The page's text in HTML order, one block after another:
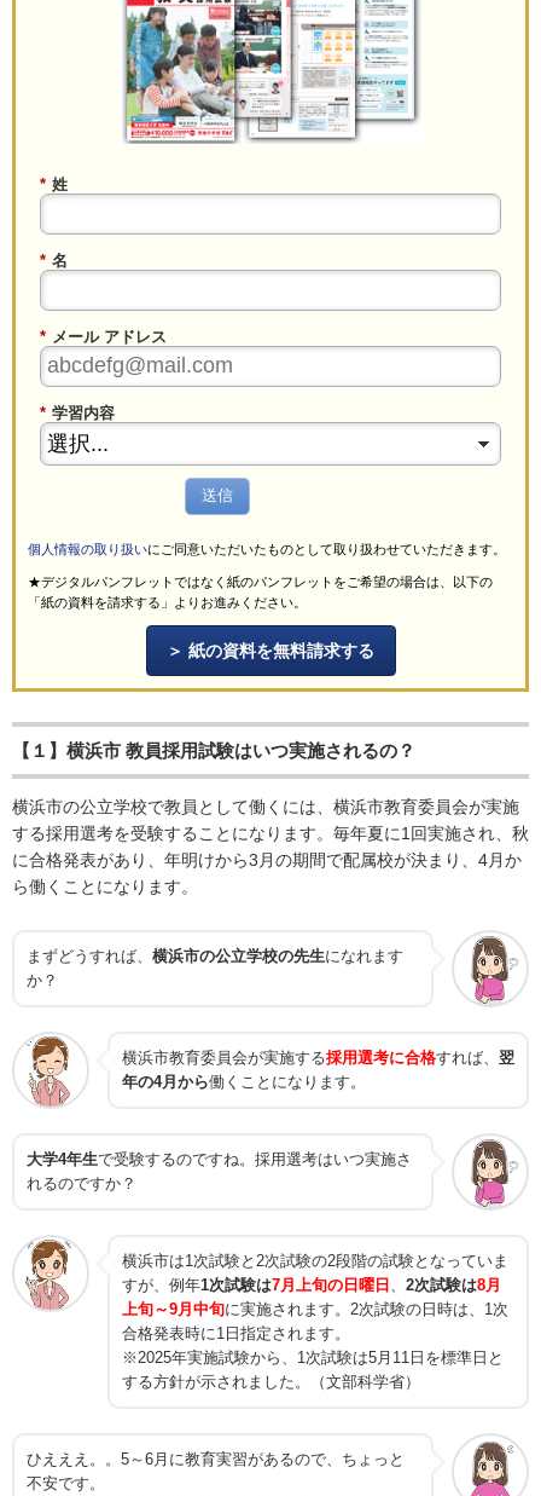
* 姓
* 名
* メール アドレス
* 学習内容
送信
個人情報の取り扱いにご同意いただいたものとして取り扱わせていただきます。
★デジタルパンフレットではなく紙のパンフレットをご希望の場合は、以下の
「紙の資料を請求する」よりお進みください。
紙の資料を無料請求する
【１】横浜市 教員採用試験はいつ実施されるの？
横浜市の公立学校で教員として働くには、横浜市教育委員会が実施
する採用選考を受験することになります。毎年夏に1回実施され、秋
に合格発表があり、年明けから3月の期間で配属校が決まり、4月か
ら働くことになります。
まずどうすれば、 横浜市の公立学校の先生になれます
か？
横浜市教育委員会が実施する採用選考に合格すれば、 翌
年の4月から働くことになります。
大学4年生で受験するのですね。採用選考はいつ実施さ
れるのですか？
横浜市は1次試験と2次試験の2段階の試験となっていま
すが、例年1次試験は7月上旬の日曜日 2次試験は8月
上旬～9月中旬に実施されます。2次試験の日時は、1次
合格発表時に1日指定されます。
※2025年実施試験から、1次試験は5月11日を標準日と
する方針が示されました。（文部科学省）
ひえええ。。5～6月に教育実習があるので、ちょっと
不安です。